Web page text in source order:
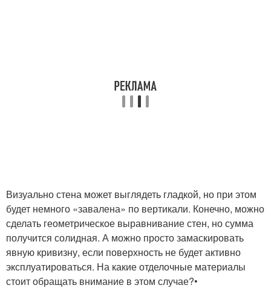
Визуально стена может выглядеть гладкой, но при этом
будет немного «завалена» по вертикали. Конечно, можно
сделать геометрическое выравнивание стен, но сумма
получится солидная. А можно просто замаскировать
явную кривизну, если поверхность не будет активно
эксплуатироваться. На какие отделочные материалы
стоит обращать внимание в этом случае?•